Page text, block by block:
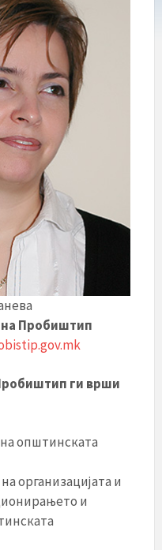
Пробиштип
ги врши
општинската
организацијата и
и